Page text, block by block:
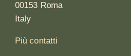
00153 Roma
Italy
Più contatti